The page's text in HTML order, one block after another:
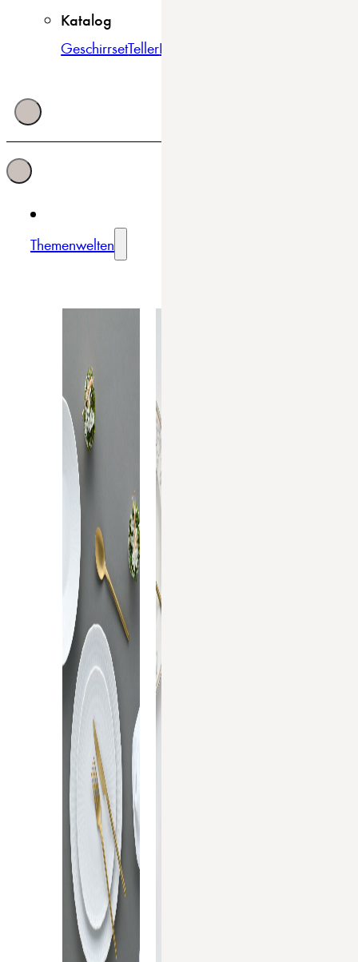
Katalog
GeschirrsetTellerBowls & Schüsseln
Themenwelten